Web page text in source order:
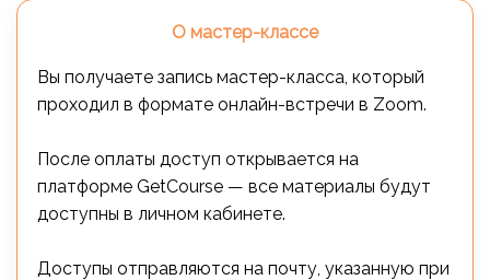
О мастер-классе
Вы получаете запись мастер-класса, который
проходил в формате онлайн-встречи в Zoom.
После оплаты доступ открывается на
платформе GetCourse — все материалы будут
доступны в личном кабинете.
Доступы отправляются на почту, указанную при